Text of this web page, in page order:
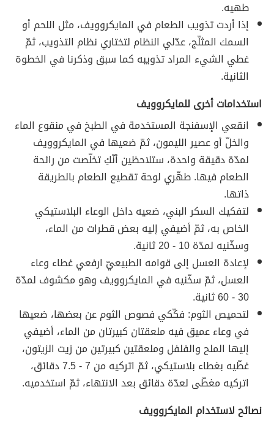
طهيه.
إذا أردت تذويب الطعام في المايكروويف، مثل اللحم أو
السمك المثلّج، عدّلي النظام لتختاري نظام التذويب، ثمّ
غطي الشيء المراد تذويبه كما سبق وذكرنا في الخطوة
الثانية.
استخدامات أخرى للمايكروويف
انقعي الإسفنجة المستخدمة في الطبخ في منقوع الماء
والخلّ أو عصير الليمون، ثمّ ضعيها في المايكروويف
لمدّة دقيقة واحدة، ستلاحظين أنّكِ تخلّصت من رائحة
الطعام فيها. طهّري لوحة تقطيع الطعام بالطريقة
ذاتها.
لتفكيك السكر البني، ضعيه داخل الوعاء البلاستيكي
الخاص به، ثمّ أضيفي إليه بعض قطرات من الماء،
وسخّنيه لمدّة 10 - 20 ثانية.
لإعادة العسل إلى قوامه الطبيعيّ ارفعي غطاء وعاء
العسل، ثمّ سخّنيه في المايكروويف وهو مكشوف لمدّة
30 - 60 ثانية.
لتحميص الثوم: فكّكي فصوص الثوم عن بعضها، ضعيها
في وعاء عميق فيه ملعقتان كبيرتان من الماء، أضيفي
إليها الملح والفلفل وملعقتين كبيرتين من زيت الزيتون،
غطّيه بغطاء بلاستيكي، ثمّ اتركيه من 7 - 7.5 دقائق،
اتركيه مغطّى لعدّة دقائق بعد الانتهاء، ثمّ استخدميه.
نصائح لاستخدام المايكروويف